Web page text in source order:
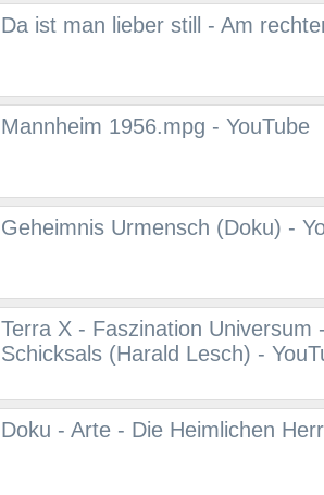
Da ist man lieber still - Am
Mannheim 1956.mpg - YouTube
Geheimnis Urmensch (Doku) -
Terra X - Faszination
Schicksals (Harald Lesch) -
Doku - Arte - Die Heimlichen